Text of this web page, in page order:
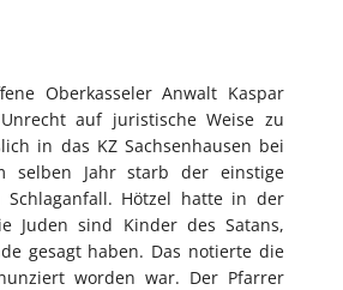
Oberkasseler Anwalt Kaspar
auf juristische Weise zu
in das KZ Sachsenhausen bei
selben Jahr starb der einstige
Hötzel hatte in der
Juden sind Kinder des Satans,
gesagt haben. Das notierte die
worden war. Der Pfarrer